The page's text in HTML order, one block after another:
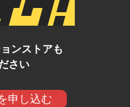
ンストアも
さい
申し込む